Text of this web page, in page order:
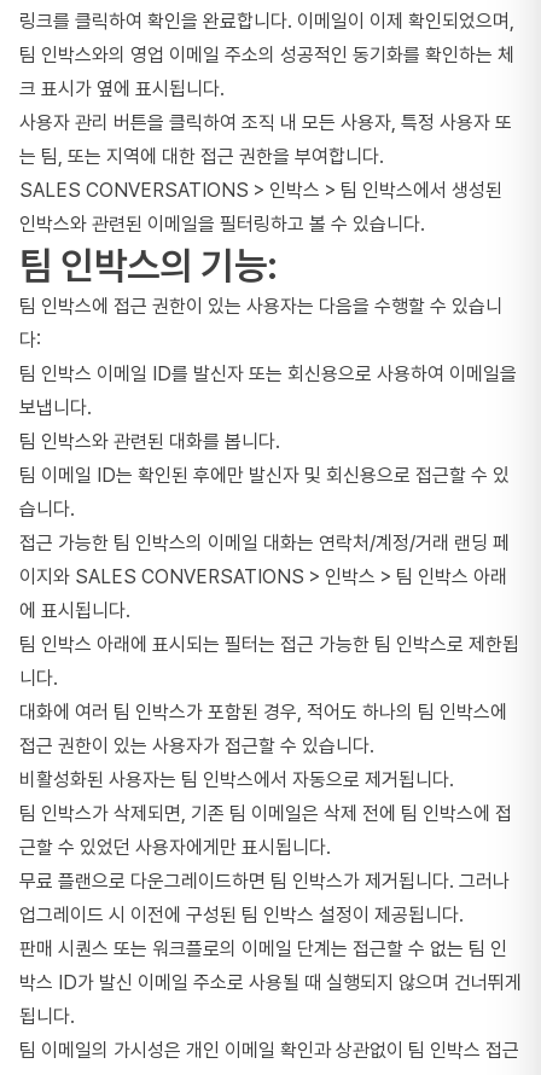
링크를 클릭하여 확인을 완료합니다. 이메일이 이제 확인되었으며,
팀 인박스와의 영업 이메일 주소의 성공적인 동기화를 확인하는 체
크 표시가 옆에 표시됩니다.
사용자 관리 버튼을 클릭하여 조직 내 모든 사용자, 특정 사용자 또
는 팀, 또는 지역에 대한 접근 권한을 부여합니다.
SALES CONVERSATIONS > 인박스 > 팀 인박스에서 생성된
인박스와 관련된 이메일을 필터링하고 볼 수 있습니다.
팀 인박스의 기능:
팀 인박스에 접근 권한이 있는 사용자는 다음을 수행할 수 있습니
다:
팀 인박스 이메일 ID를 발신자 또는 회신용으로 사용하여 이메일을
보냅니다.
팀 인박스와 관련된 대화를 봅니다.
팀 이메일 ID는 확인된 후에만 발신자 및 회신용으로 접근할 수 있
습니다.
접근 가능한 팀 인박스의 이메일 대화는 연락처/계정/거래 랜딩 페
이지와 SALES CONVERSATIONS > 인박스 > 팀 인박스 아래
에 표시됩니다.
팀 인박스 아래에 표시되는 필터는 접근 가능한 팀 인박스로 제한됩
니다.
대화에 여러 팀 인박스가 포함된 경우, 적어도 하나의 팀 인박스에
접근 권한이 있는 사용자가 접근할 수 있습니다.
비활성화된 사용자는 팀 인박스에서 자동으로 제거됩니다.
팀 인박스가 삭제되면, 기존 팀 이메일은 삭제 전에 팀 인박스에 접
근할 수 있었던 사용자에게만 표시됩니다.
무료 플랜으로 다운그레이드하면 팀 인박스가 제거됩니다. 그러나
업그레이드 시 이전에 구성된 팀 인박스 설정이 제공됩니다.
판매 시퀀스 또는 워크플로의 이메일 단계는 접근할 수 없는 팀 인
박스 ID가 발신 이메일 주소로 사용될 때 실행되지 않으며 건너뛰게
됩니다.
팀 이메일의 가시성은 개인 이메일 확인과 상관없이 팀 인박스 접근